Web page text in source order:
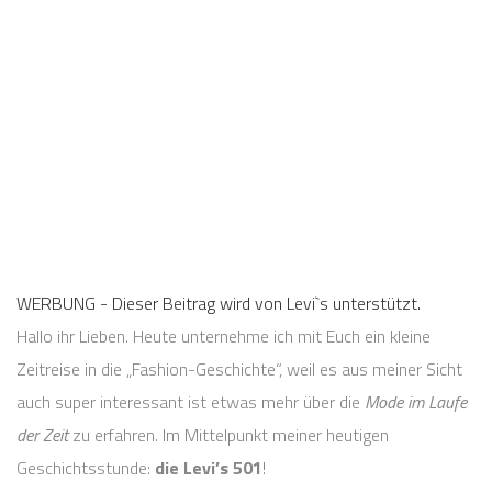
WERBUNG - Dieser Beitrag wird von Levi`s unterstützt.
Hallo ihr Lieben. Heute unternehme ich mit Euch ein kleine
Zeitreise in die „Fashion-Geschichte“, weil es aus meiner Sicht
auch super interessant ist etwas mehr über die Mode im Laufe
der Zeitzu erfahren. Im Mittelpunkt meiner heutigen
Geschichtsstunde: die Levi’s 501!